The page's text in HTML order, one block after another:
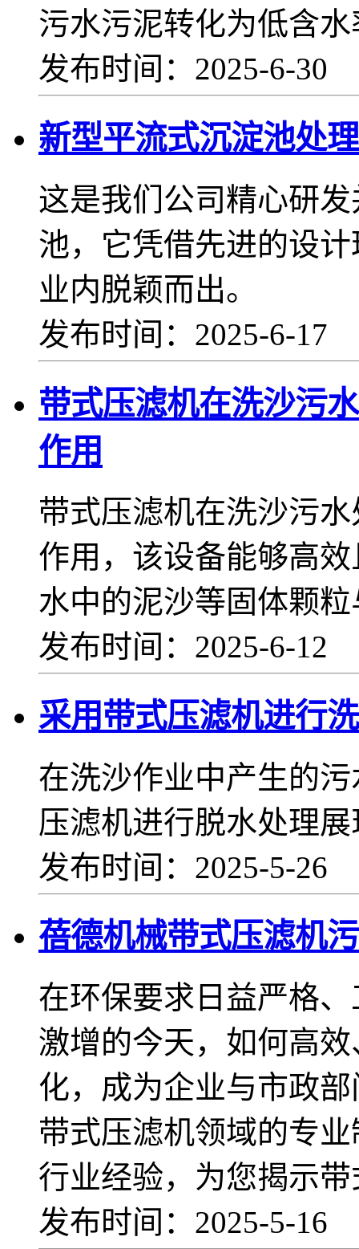
污水污泥转化为低含
发布时间：2025-6-30
新型平流式沉淀池处
这是我们公司精心研
池，它凭借先进的设
业内脱颖而出。
发布时间：2025-6-17
带式压滤机在洗沙污
作用
带式压滤机在洗沙污
作用，该设备能够高
水中的泥沙等固体颗
发布时间：2025-6-12
采用带式压滤机进行
在洗沙作业中产生的
压滤机进行脱水处理
发布时间：2025-5-26
蓓德机械带式压滤机
在环保要求日益严格
激增的今天，如何高
化，成为企业与市政
带式压滤机领域的专
行业经验，为您揭示
发布时间：2025-5-16